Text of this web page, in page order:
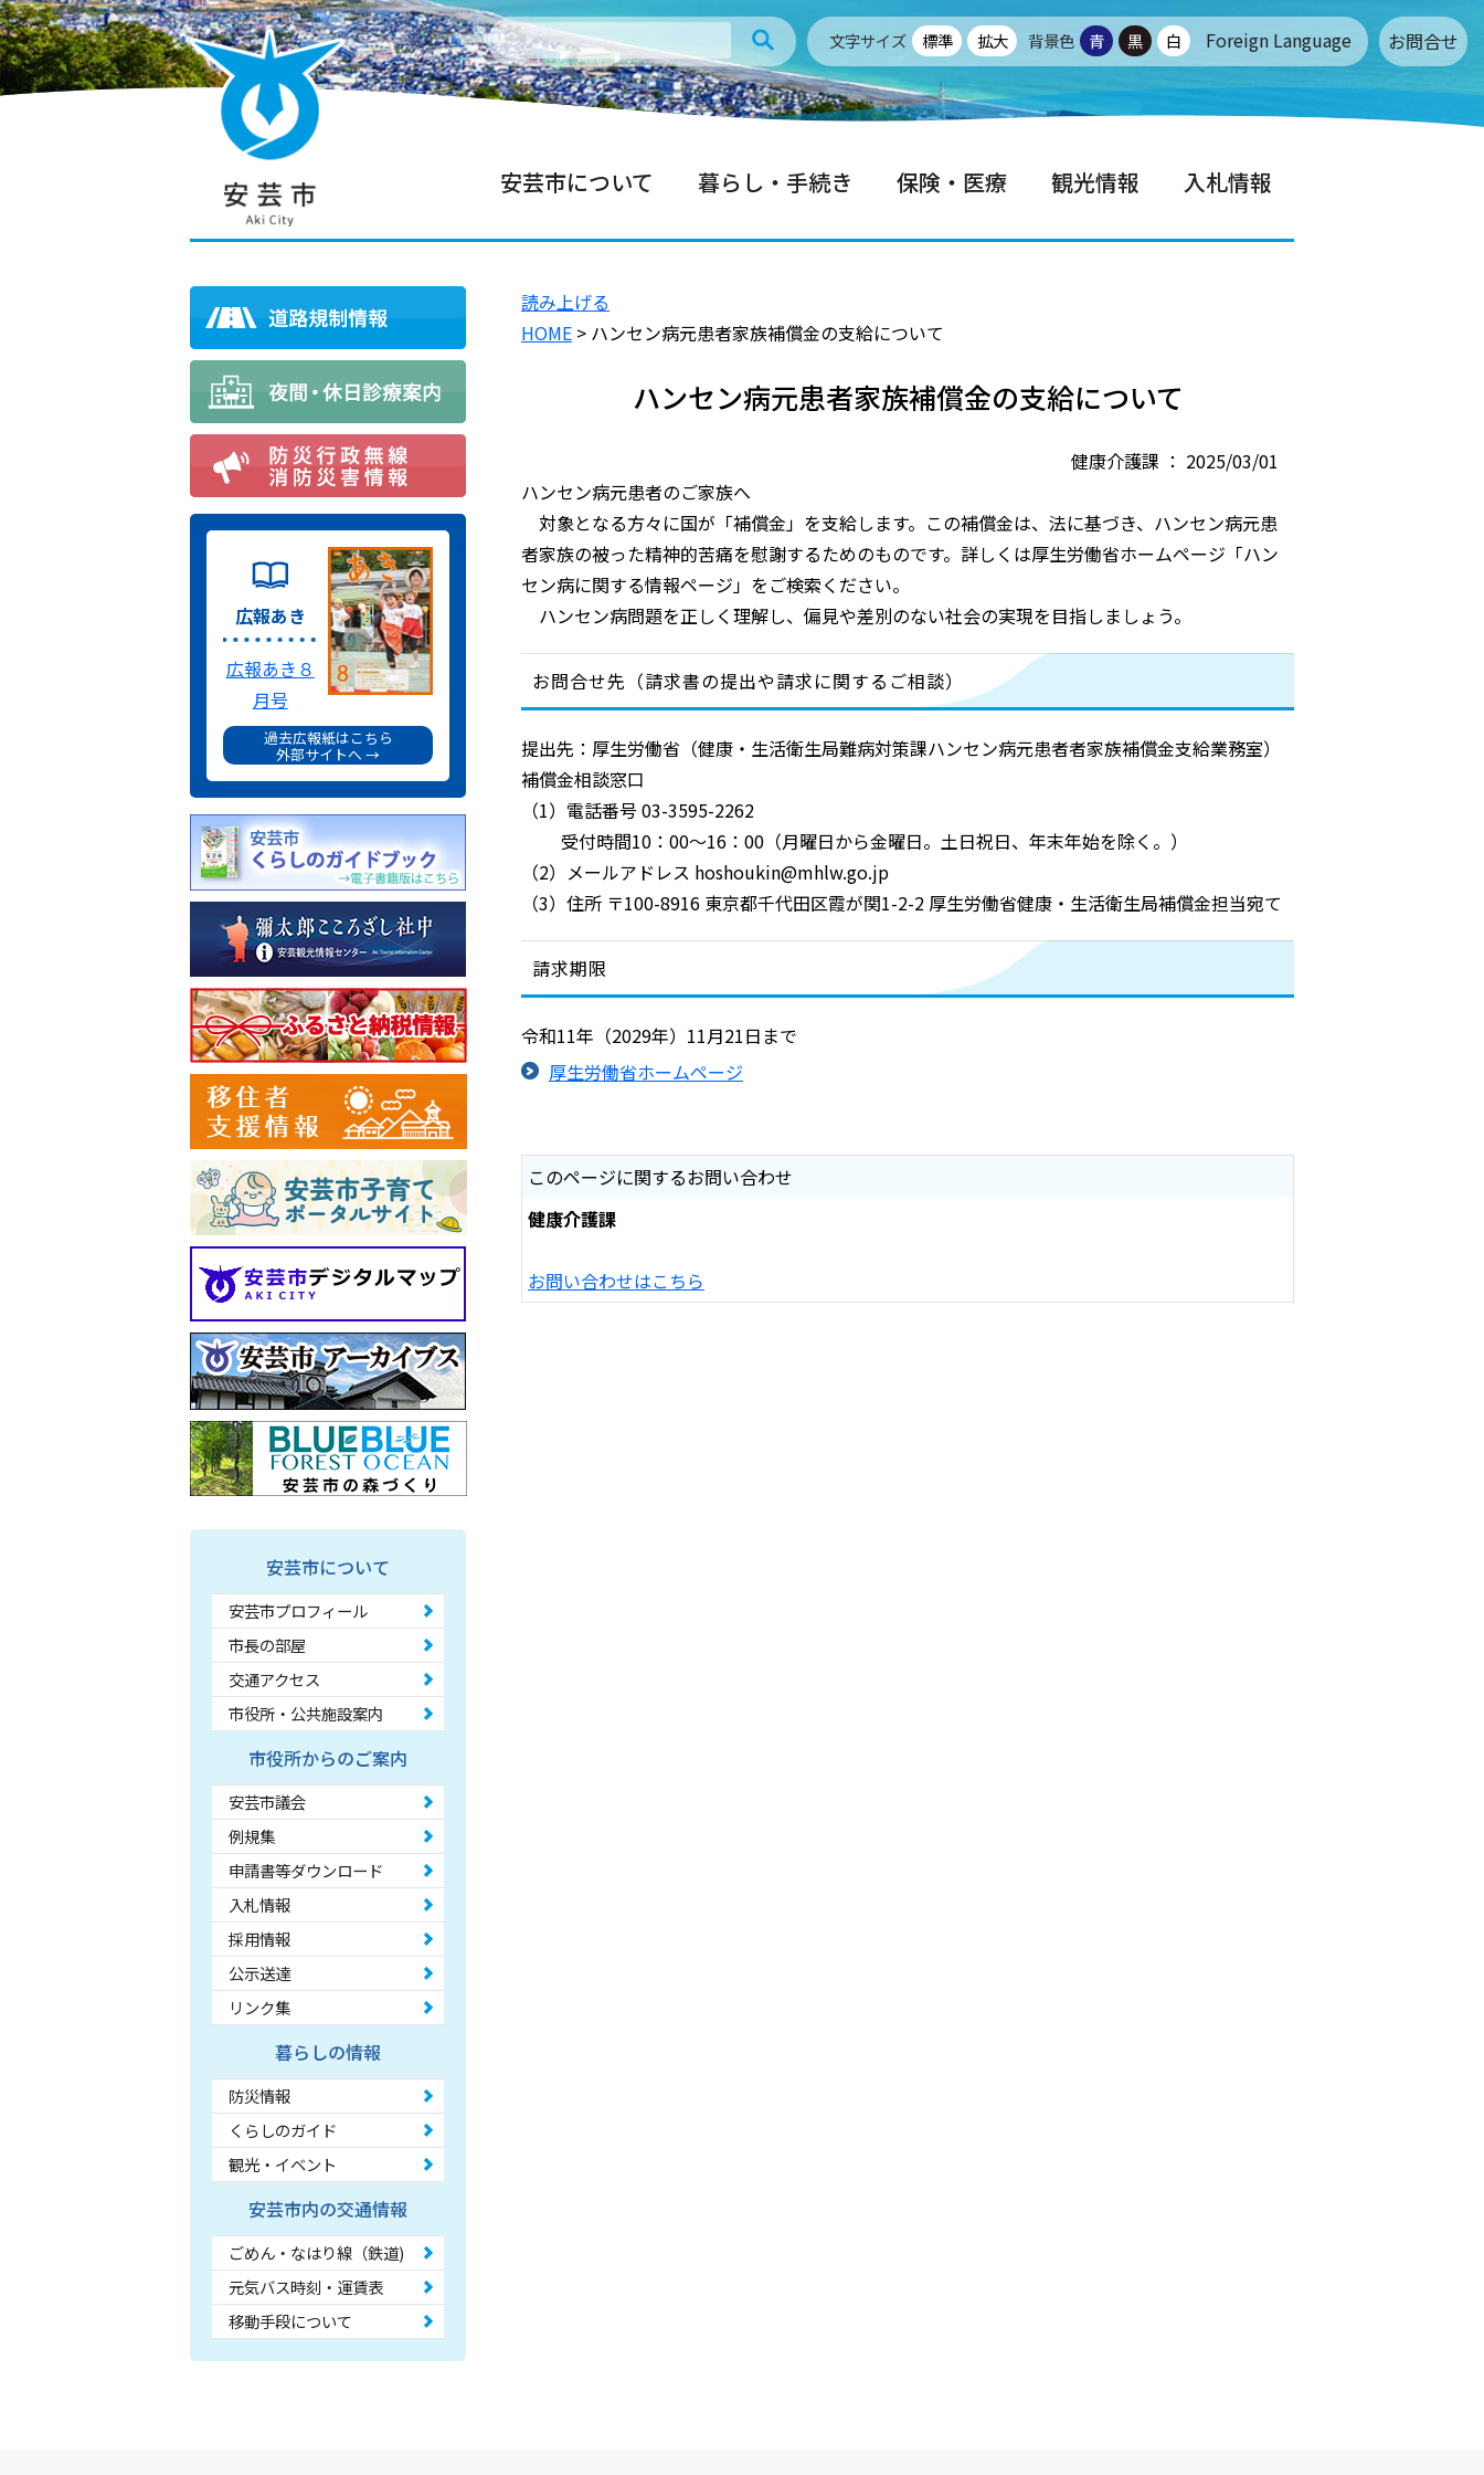
文字サイズ 標準 拡大 背景色 青 黒 白 Foreign Language お問合せ
安芸市について 暮らし・手続き 保険・医療 観光情報 入札情報
読み上げる
HOME > ハンセン病元患者家族補償金の支給について
ハンセン病元患者家族補償金の支給について
健康介護課 ： 2025/03/01
ハンセン病元患者のご家族へ
対象となる方々に国が「補償金」を支給します。この補償金は、法に基づき、ハンセン病元患
者家族の被った精神的苦痛を慰謝するためのものです。詳しくは厚生労働省ホームページ「ハン
セン病に関する情報ページ」をご検索ください。
ハンセン病問題を正しく理解し、偏見や差別のない社会の実現を目指しましょう。
お問合せ先（請求書の提出や請求に関するご相談）
提出先：厚生労働省（健康・生活衛生局難病対策課ハンセン病元患者者家族補償金支給業務室）
補償金相談窓口
（1）電話番号 03-3595-2262
受付時間10：00～16：00（月曜日から金曜日。土日祝日、年末年始を除く。）
（2）メールアドレス hoshoukin@mhlw.go.jp
（3）住所 〒100-8916 東京都千代田区霞が関1-2-2 厚生労働省健康・生活衛生局補償金担当宛て
請求期限
令和11年（2029年）11月21日まで
厚生労働省ホームページ
このページに関するお問い合わせ
健康介護課
お問い合わせはこちら
広報あき
広報あき８
月号
過去広報紙はこちら
外部サイトへ →
安芸市について
安芸市プロフィール
市長の部屋
交通アクセス
市役所・公共施設案内
市役所からのご案内
安芸市議会
例規集
申請書等ダウンロード
入札情報
採用情報
公示送達
リンク集
暮らしの情報
防災情報
くらしのガイド
観光・イベント
安芸市内の交通情報
ごめん・なはり線（鉄道)
元気バス時刻・運賃表
移動手段について